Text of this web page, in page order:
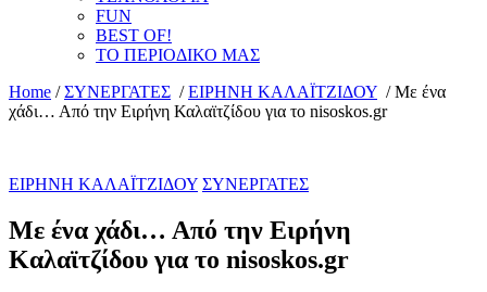
FUN
BEST OF!
ΤΟ ΠΕΡΙΟΔΙΚΟ ΜΑΣ
Home /ΣΥΝΕΡΓΑΤΕΣ /ΕΙΡΗΝΗ ΚΑΛΑΪΤΖΙΔΟΥ /Mε ένα
χάδι… Από την Ειρήνη Καλαϊτζίδου για το nisoskos.gr
ΕΙΡΗΝΗ ΚΑΛΑΪΤΖΙΔΟΥ ΣΥΝΕΡΓΑΤΕΣ
Mε ένα χάδι… Από την Ειρήνη
Καλαϊτζίδου για το nisoskos.gr